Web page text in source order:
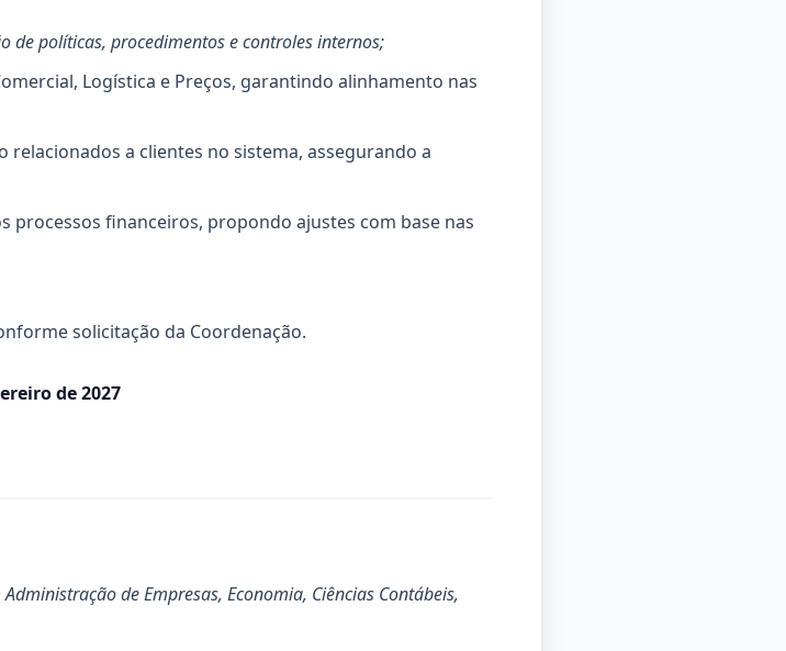
de políticas, procedimentos e controles internos;
Logística e Preços, garantindo alinhamento nas
relacionados a clientes no sistema, assegurando a
processos financeiros, propondo ajustes com base nas
solicitação da Coordenação.
de 2027
de Empresas, Economia, Ciências Contábeis,